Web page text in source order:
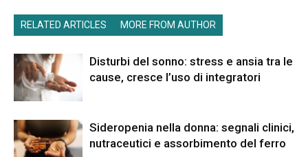
RELATED ARTICLES MORE FROM AUTHOR
Disturbi del sonno: stress e ansia tra le
cause, cresce l’uso di integratori
Sideropenia nella donna: segnali clinici,
nutraceutici e assorbimento del ferro